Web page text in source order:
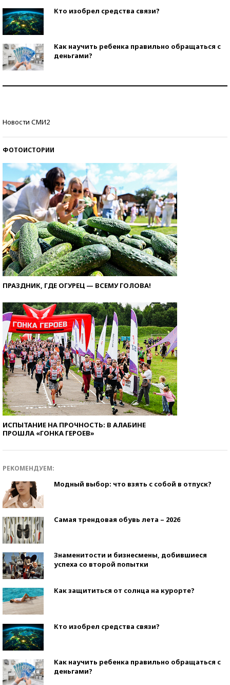
Кто изобрел средства связи?
Как научить ребенка правильно обращаться с
деньгами?
Новости СМИ2
ФОТОИСТОРИИ
ПРАЗДНИК, ГДЕ ОГУРЕЦ — ВСЕМУ ГОЛОВА!
ИСПЫТАНИЕ НА ПРОЧНОСТЬ: В АЛАБИНЕ
ПРОШЛА «ГОНКА ГЕРОЕВ»
РЕКОМЕНДУЕМ:
Модный выбор: что взять с собой в отпуск?
Самая трендовая обувь лета – 2026
Знаменитости и бизнесмены, добившиеся
успеха со второй попытки
Как защититься от солнца на курорте?
Кто изобрел средства связи?
Как научить ребенка правильно обращаться с
деньгами?